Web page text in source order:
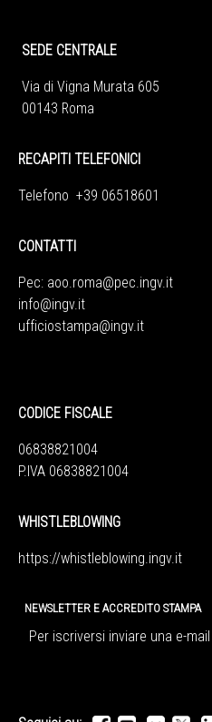
SEDE CENTRALE
Via di Vigna Murata 605
00143 Roma
RECAPITI TELEFONICI
Telefono +39 06518601
CONTATTI
Pec: aoo.roma@pec.ingv.it
info@ingv.it
ufficiostampa@ingv.it
CODICE FISCALE
06838821004
P.IVA 06838821004
WHISTLEBLOWING
https://whistleblowing.ingv.it
NEWSLETTER E ACCREDITO STAMPA
Per iscriversi inviare una e-mail